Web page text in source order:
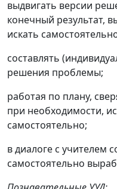
выдвигать версии
конечный результат,
искать
составлять
решения проблемы;
работая по плану,
при необходимости,
самостоятельно;
в диалоге с учителем
самостоятельно